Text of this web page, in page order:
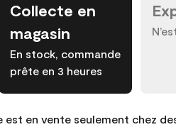
Collecte en
magasin
En stock, commande
prête en 3 heures
est en vente seulement chez